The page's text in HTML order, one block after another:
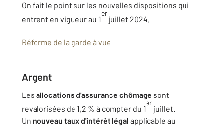
On fait le point sur les nouvelles dispositions qui
entrent en vigueur au 1
er
juillet 2024.
Réforme de la garde à vue
Argent
Les allocations d'assurance chômage sont
revalorisées de 1,2 % à compter du 1
er
juillet.
Un nouveau taux d'intérêt légal applicable au